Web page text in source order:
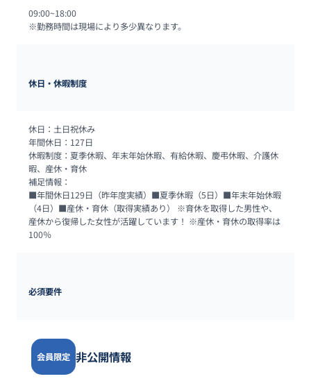
09:00~18:00
※勤務時間は現場により多少異なります。
休日・休暇制度
休日：土日祝休み
年間休日：127日
休暇制度：夏季休暇、年末年始休暇、有給休暇、慶弔休暇、介護休
暇、産休・育休
補足情報：
■年間休日129日（昨年度実績）■夏季休暇（5日）■年末年始休暇
（4日）■産休・育休（取得実績あり） ※育休を取得した男性や、
産休から復帰した女性が活躍しています！ ※産休・育休の取得率は
100％
必須要件
会員限定 非公開情報